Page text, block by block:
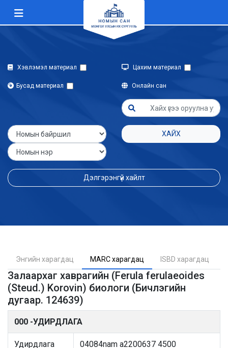
Хэвлэмэл материал Цахим материал
Бусад материал Онлайн сан
ХАЙХ
Дэлгэрэнгүй хайлт
Энгийн харагдац MARC харагдац ISBD харагдац
Залаархаг хаврагийн (Ferula ferulaeoides
(Steud.) Korovin) биологи (Бичлэгийн
дугаар. 124639)
000 -УДИРДЛАГА
Удирдлага 04084nam a2200637 4500